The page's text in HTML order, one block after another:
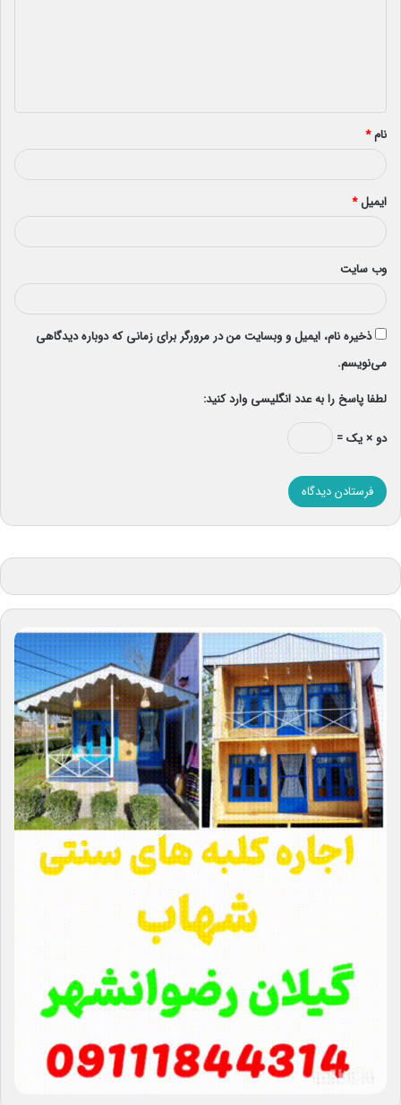
*
نام*
ایمیل*
وب‌ سایت
ذخیره نام، ایمیل و وبسایت من در مرورگر برای زمانی که دوباره دیدگاهی
می‌نویسم.
لطفا پاسخ را به عدد انگلیسی وارد کنید:
دو × یک =